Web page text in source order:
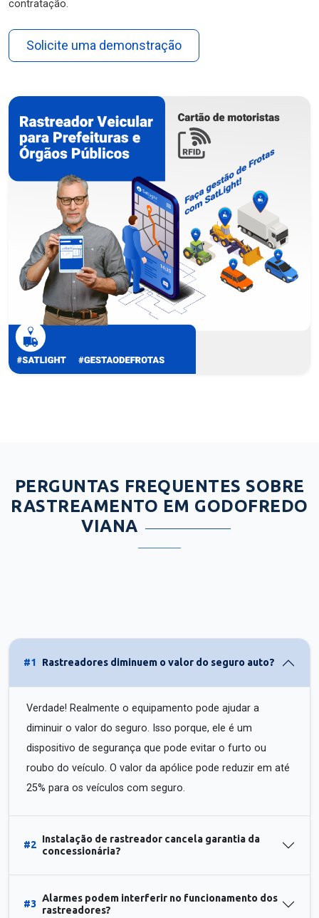
contratação.
Solicite uma demonstração
PERGUNTAS FREQUENTES SOBRE
RASTREAMENTO EM GODOFREDO
VIANA
#1 Rastreadores diminuem o valor do seguro auto?
Verdade! Realmente o equipamento pode ajudar a
diminuir o valor do seguro. Isso porque, ele é um
dispositivo de segurança que pode evitar o furto ou
roubo do veículo. O valor da apólice pode reduzir em até
25% para os veículos com seguro.
#2
Instalação de rastreador cancela garantia da
concessionária?
#3
Alarmes podem interferir no funcionamento dos
rastreadores?